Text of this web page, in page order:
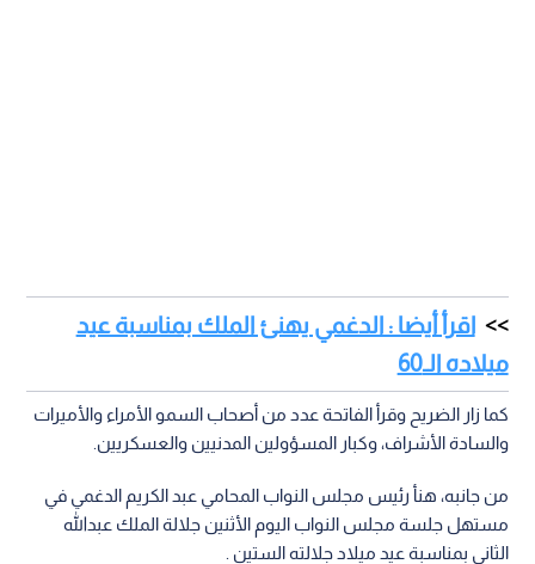
اقرأ أيضا : الدغمي يهنئ الملك بمناسبة عيد
ميلاده الـ60
كما زار الضريح وقرأ الفاتحة عدد من أصحاب السمو الأمراء والأميرات
والسادة الأشراف، وكبار المسؤولين المدنيين والعسكريين.
من جانبه، هنأ رئيس مجلس النواب المحامي عبد الكريم الدغمي في
مستهل جلسة مجلس النواب اليوم الأثنين جلالة الملك عبدالله
الثاني بمناسبة عيد ميلاد جلالته الستين .